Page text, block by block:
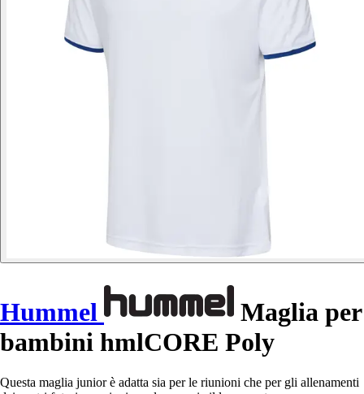
Hummel
Maglia per
bambini hmlCORE Poly
Questa maglia junior è adatta sia per le riunioni che per gli allenamenti